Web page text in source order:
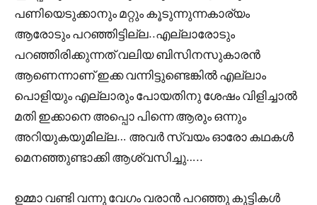
പണിയെടുക്കാനും മറ്റും കൂടുന്നുന്നകാര്യം
ആരോടും പറഞ്ഞിട്ടില്ല..എല്ലാരോടും
പറഞ്ഞിരിക്കുന്നത് വലിയ ബിസിനസുകാരൻ
ആണെന്നാണ് ഇക്ക വന്നിട്ടുണ്ടെങ്കിൽ എല്ലാം
പൊളിയും എല്ലാരും പോയതിനു ശേഷം വിളിച്ചാൽ
മതി ഇക്കാനെ അപ്പൊ പിന്നെ ആരും ഒന്നും
അറിയുകയുമില്ല… അവർ സ്വയം ഓരോ കഥകൾ
മെനഞ്ഞുണ്ടാക്കി ആശ്വസിച്ചു…..
ഉമ്മാ വണ്ടി വന്നു വേഗം വരാൻ പറഞ്ഞു കുട്ടികൾ